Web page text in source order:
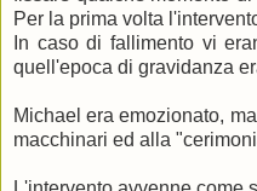
Per la prima volta
In caso di fallimento vi
quell'epoca di gravidanza
Michael era emozionato,
macchinari ed alla